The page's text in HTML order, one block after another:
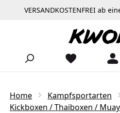
Zum Hauptinhalt springen
VERSANDKOSTENFREI ab
Home
Kampfsportarten
Kickboxen / Thaiboxen /